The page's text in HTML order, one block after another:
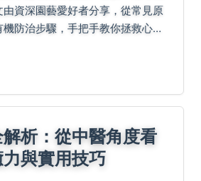
資深園藝愛好者分享，從常見原
防治步驟，手把手教你拯救心愛
析：從中醫角度看
與實用技巧